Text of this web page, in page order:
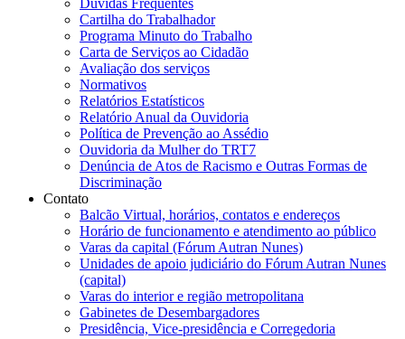
Dúvidas Frequentes
Cartilha do Trabalhador
Programa Minuto do Trabalho
Carta de Serviços ao Cidadão
Avaliação dos serviços
Normativos
Relatórios Estatísticos
Relatório Anual da Ouvidoria
Política de Prevenção ao Assédio
Ouvidoria da Mulher do TRT7
Denúncia de Atos de Racismo e Outras Formas de
Discriminação
Contato
Balcão Virtual, horários, contatos e endereços
Horário de funcionamento e atendimento ao público
Varas da capital (Fórum Autran Nunes)
Unidades de apoio judiciário do Fórum Autran Nunes
(capital)
Varas do interior e região metropolitana
Gabinetes de Desembargadores
Presidência, Vice-presidência e Corregedoria